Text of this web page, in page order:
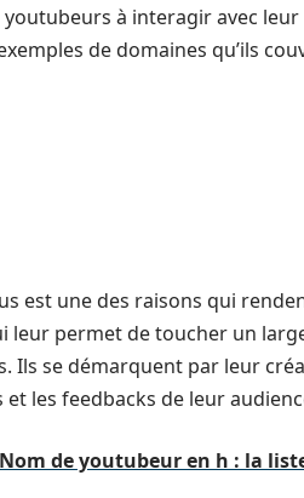
youtubeurs à interagir avec
de domaines qu’ils
est une des raisons qui
leur permet de toucher un
Ils se démarquent par leur
les feedbacks de leur
Nom de youtubeur en h : la